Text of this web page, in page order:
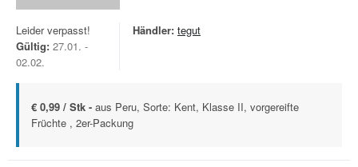
Leider verpasst!
Gültig: 27.01. -
02.02.
Händler: tegut
€ 0,99 / Stk - aus Peru, Sorte: Kent, Klasse II, vorgereifte
Früchte , 2er-Packung